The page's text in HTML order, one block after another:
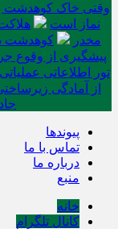
وقتی خاک کوهدشت
نماز است
مخدر
کوهدشت
پیشگیری از وقوع
تور اطلاعاتی
از آمادگی
پیوندها
تماس با ما
درباره ما
منبع
خانه
کانال تلگرام